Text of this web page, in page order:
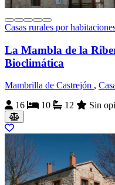
Casas rurales por
La Mambla de la
Bioclimática
Mambrilla de Castrejón ,
16
10 12 Sin